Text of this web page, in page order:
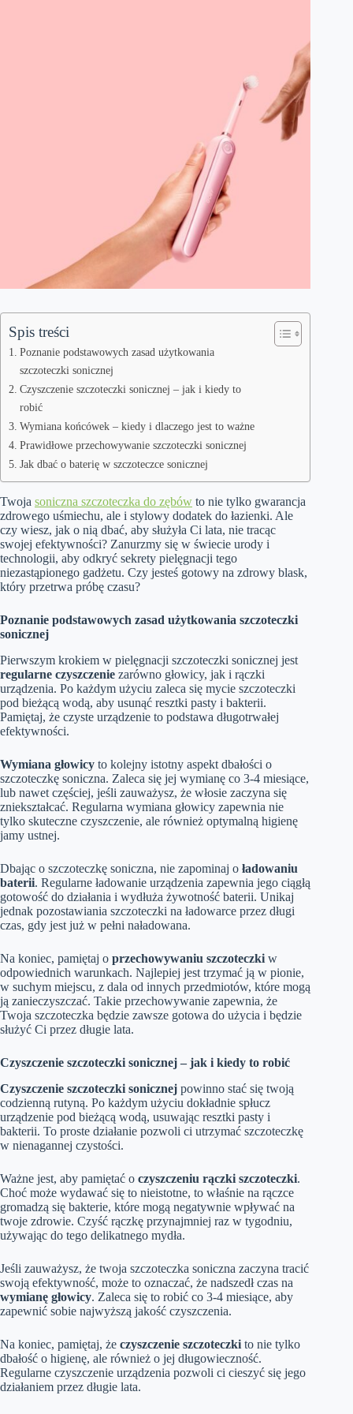
Spis treści
Poznanie podstawowych zasad użytkowania
szczoteczki sonicznej
Czyszczenie szczoteczki sonicznej – jak i kiedy to
robić
Wymiana końcówek – kiedy i dlaczego jest to ważne
Prawidłowe przechowywanie szczoteczki sonicznej
Jak dbać o baterię w szczoteczce sonicznej
Twoja soniczna szczoteczka do zębów to nie tylko gwarancja
zdrowego uśmiechu, ale i stylowy dodatek do łazienki. Ale
czy wiesz, jak o nią dbać, aby służyła Ci lata, nie tracąc
swojej efektywności? Zanurzmy się w świecie urody i
technologii, aby odkryć sekrety pielęgnacji tego
niezastąpionego gadżetu. Czy jesteś gotowy na zdrowy blask,
który przetrwa próbę czasu?
Poznanie podstawowych zasad użytkowania szczoteczki
sonicznej
Pierwszym krokiem w pielęgnacji szczoteczki sonicznej jest
regularne czyszczenie zarówno głowicy, jak i rączki
urządzenia. Po każdym użyciu zaleca się mycie szczoteczki
pod bieżącą wodą, aby usunąć resztki pasty i bakterii.
Pamiętaj, że czyste urządzenie to podstawa długotrwałej
efektywności.
Wymiana głowicy to kolejny istotny aspekt dbałości o
szczoteczkę soniczna. Zaleca się jej wymianę co 3-4 miesiące,
lub nawet częściej, jeśli zauważysz, że włosie zaczyna się
zniekształcać. Regularna wymiana głowicy zapewnia nie
tylko skuteczne czyszczenie, ale również optymalną higienę
jamy ustnej.
Dbając o szczoteczkę soniczna, nie zapominaj o ładowaniu
baterii. Regularne ładowanie urządzenia zapewnia jego ciągłą
gotowość do działania i wydłuża żywotność baterii. Unikaj
jednak pozostawiania szczoteczki na ładowarce przez długi
czas, gdy jest już w pełni naładowana.
Na koniec, pamiętaj o przechowywaniu szczoteczki w
odpowiednich warunkach. Najlepiej jest trzymać ją w pionie,
w suchym miejscu, z dala od innych przedmiotów, które mogą
ją zanieczyszczać. Takie przechowywanie zapewnia, że
Twoja szczoteczka będzie zawsze gotowa do użycia i będzie
służyć Ci przez długie lata.
Czyszczenie szczoteczki sonicznej – jak i kiedy to robić
Czyszczenie szczoteczki sonicznej powinno stać się twoją
codzienną rutyną. Po każdym użyciu dokładnie spłucz
urządzenie pod bieżącą wodą, usuwając resztki pasty i
bakterii. To proste działanie pozwoli ci utrzymać szczoteczkę
w nienagannej czystości.
Ważne jest, aby pamiętać o czyszczeniu rączki szczoteczki.
Choć może wydawać się to nieistotne, to właśnie na rączce
gromadzą się bakterie, które mogą negatywnie wpływać na
twoje zdrowie. Czyść rączkę przynajmniej raz w tygodniu,
używając do tego delikatnego mydła.
Jeśli zauważysz, że twoja szczoteczka soniczna zaczyna tracić
swoją efektywność, może to oznaczać, że nadszedł czas na
wymianę głowicy. Zaleca się to robić co 3-4 miesiące, aby
zapewnić sobie najwyższą jakość czyszczenia.
Na koniec, pamiętaj, że czyszczenie szczoteczki to nie tylko
dbałość o higienę, ale również o jej długowieczność.
Regularne czyszczenie urządzenia pozwoli ci cieszyć się jego
działaniem przez długie lata.